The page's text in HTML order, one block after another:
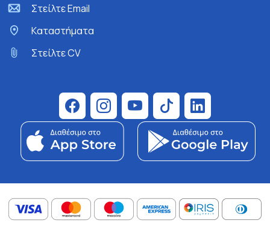
Στείλτε Email
Kαταστήματα
Στείλτε CV